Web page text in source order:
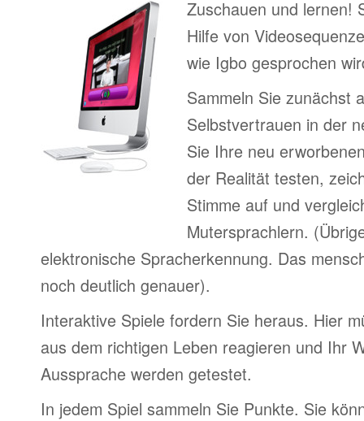
Zuschauen und lernen!
Hilfe von
wie Igbo gesprochen
Sammeln Sie zunächst
Selbstvertrauen in der
Sie Ihre neu
der Realität testen,
Stimme auf und
Mutersprachlern.
elektronische Spracherkennung. Das
noch deutlich genauer).
Interaktive Spiele fordern Sie heraus. Hier
aus dem richtigen Leben reagieren und Ihr
Aussprache werden getestet.
In jedem Spiel sammeln Sie Punkte. Sie